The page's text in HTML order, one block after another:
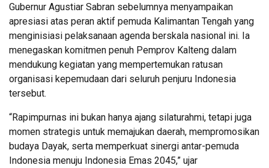
Gubernur Agustiar Sabran sebelumnya menyampaikan
apresiasi atas peran aktif pemuda Kalimantan Tengah yang
menginisiasi pelaksanaan agenda berskala nasional ini. Ia
menegaskan komitmen penuh Pemprov Kalteng dalam
mendukung kegiatan yang mempertemukan ratusan
organisasi kepemudaan dari seluruh penjuru Indonesia
tersebut.
“Rapimpurnas ini bukan hanya ajang silaturahmi, tetapi juga
momen strategis untuk memajukan daerah, mempromosikan
budaya Dayak, serta memperkuat sinergi antar-pemuda
Indonesia menuju Indonesia Emas 2045,” ujar